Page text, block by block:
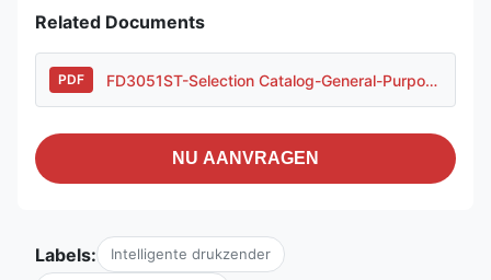
Related Documents
PDF FD3051ST-Selection Catalog-General-Purpose Housing.pdf
NU AANVRAGEN
Labels: Intelligente drukzender